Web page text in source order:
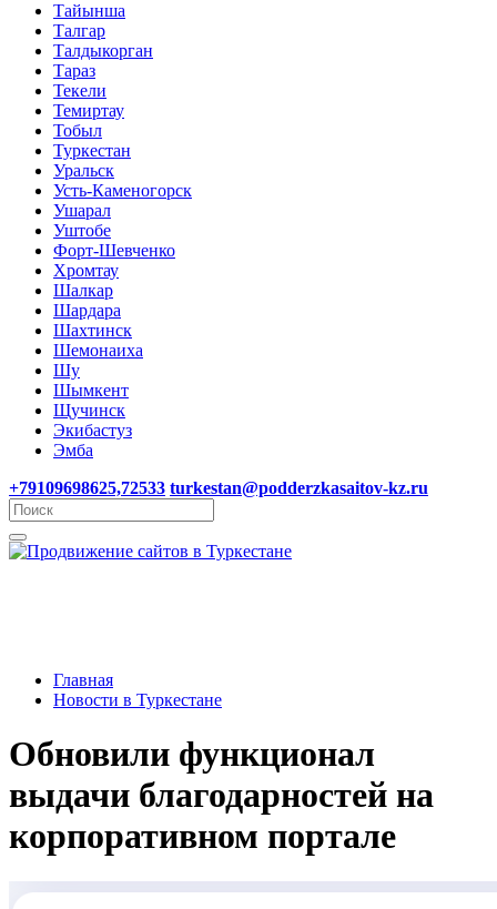
Тайынша
Талгар
Талдыкорган
Тараз
Текели
Темиртау
Тобыл
Туркестан
Уральск
Усть-Каменогорск
Ушарал
Уштобе
Форт-Шевченко
Хромтау
Шалкар
Шардара
Шахтинск
Шемонаиха
Шу
Шымкент
Щучинск
Экибастуз
Эмба
+79109698625,72533 turkestan@podderzkasaitov-kz.ru
Главная
Новости в Туркестане
Обновили функционал
выдачи благодарностей на
корпоративном портале